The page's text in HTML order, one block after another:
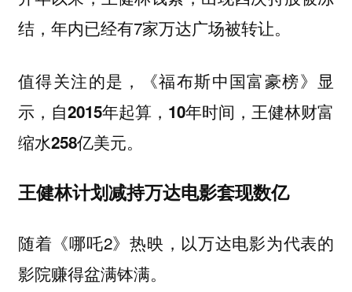
结，年内已经有7家万达广场被转让。
值得关注的是，《福布斯中国富豪榜》显
示， 自2015年起算，10年时间，王健林财富
缩水258亿美元。
王健林计划减持万达电影套现数亿
随着《哪吒2》热映，以万达电影为代表的
影院赚得盆满钵满。